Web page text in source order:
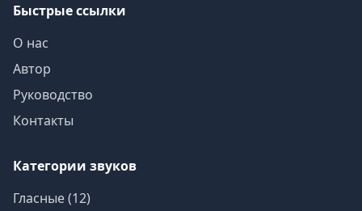
Быстрые ссылки
О нас
Автор
Руководство
Контакты
Категории звуков
Гласные (12)